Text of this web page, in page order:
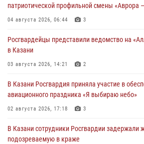
патриотической профильной смены «Аврора
04 августа 2026, 06:44 3
Росгвардейцы представили ведомство на
в Казани
03 августа 2026, 14:21 2
В Казани Росгвардия приняла участие в
авиационного праздника «Я выбираю небо»
02 августа 2026, 17:18 3
В Казани сотрудники Росгвардии задержали
подозреваемую в краже